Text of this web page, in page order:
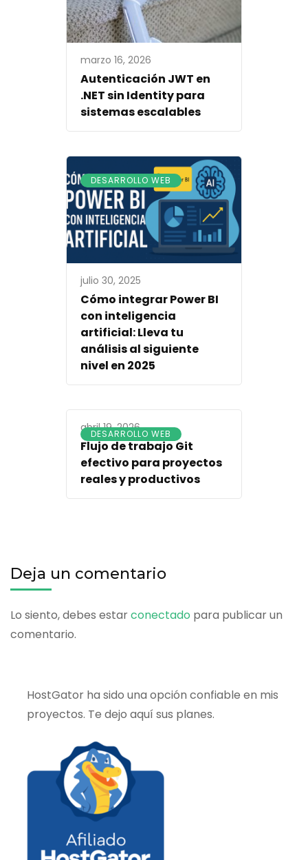
marzo 16, 2026
Autenticación JWT en
.NET sin Identity para
sistemas escalables
DESARROLLO WEB
julio 30, 2025
Cómo integrar Power BI
con inteligencia
artificial: Lleva tu
análisis al siguiente
nivel en 2025
DESARROLLO WEB
abril 19, 2026
Flujo de trabajo Git
efectivo para proyectos
reales y productivos
Deja un comentario
Lo siento, debes estarconectado para publicar un
comentario.
HostGator ha sido una opción confiable en mis
proyectos. Te dejo aquí sus planes.